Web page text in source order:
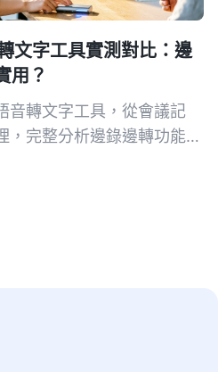
文字工具實測對比：邊
用？
音轉文字工具，從會議記
，完整分析邊錄邊轉功能與